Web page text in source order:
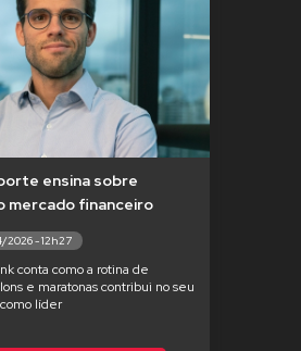
ensina sobre
mercado financeiro
2026 - 12h27
conta como a rotina de
e maratonas contribui no seu
líder